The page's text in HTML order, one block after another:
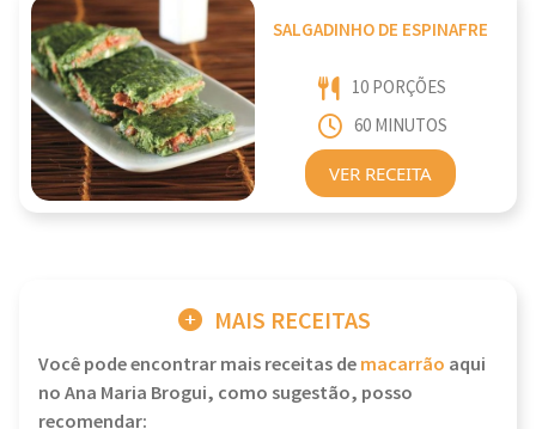
SALGADINHO DE ESPINAFRE
10 PORÇÕES
60 MINUTOS
VER RECEITA
MAIS RECEITAS
Você pode encontrar mais receitas demacarrão aqui
no Ana Maria Brogui, como sugestão, posso
recomendar: